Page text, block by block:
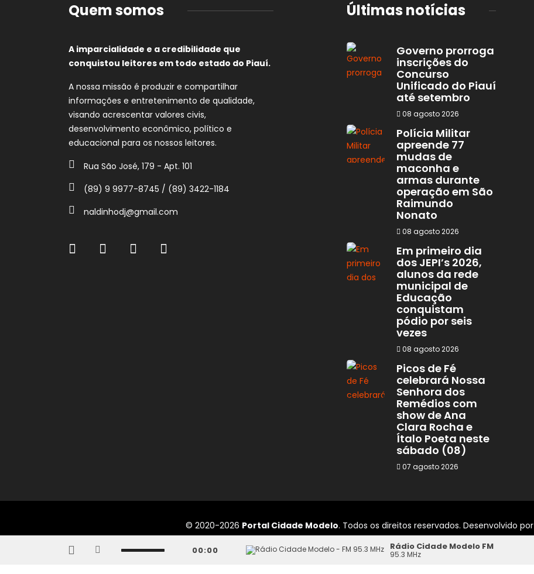
00:00 Rádio Cidade Modelo FM
95.3 MHz
Quem somos
A imparcialidade e a credibilidade que
conquistou leitores em todo estado do Piauí.
A nossa missão é produzir e compartilhar
informações e entretenimento de qualidade,
visando acrescentar valores civis,
desenvolvimento econômico, político e
educacional para os nossos leitores.
Rua São José, 179 - Apt. 101
(89) 9 9977-8745 / (89) 3422-1184
naldinhodj@gmail.com
Últimas notícias
Governo prorroga
inscrições do
Concurso
Unificado do Piauí
até setembro
08 agosto 2026
Polícia Militar
apreende 77
mudas de
maconha e
armas durante
operação em São
Raimundo
Nonato
08 agosto 2026
Em primeiro dia
dos JEPI’s 2026,
alunos da rede
municipal de
Educação
conquistam
pódio por seis
vezes
08 agosto 2026
Picos de Fé
celebrará Nossa
Senhora dos
Remédios com
show de Ana
Clara Rocha e
Ítalo Poeta neste
sábado (08)
07 agosto 2026
© 2020-2026 Portal Cidade Modelo. Todos os direitos reservados. Desenvolvido por